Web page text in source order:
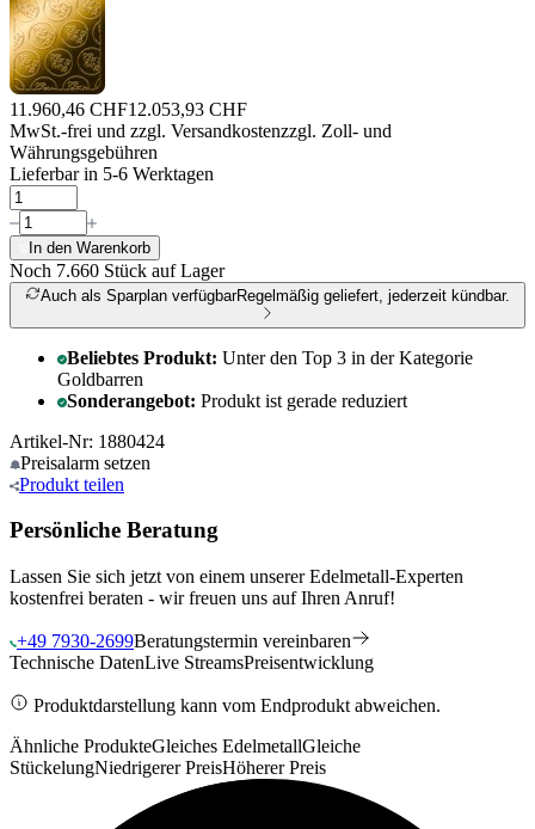
11.960,46 CHF12.053,93 CHF
MwSt.-frei und zzgl. Versandkostenzzgl. Zoll- und
Währungsgebühren
Lieferbar in 5-6 Werktagen
In den Warenkorb
Noch 7.660 Stück auf Lager
Auch als Sparplan verfügbarRegelmäßig geliefert, jederzeit kündbar.
Beliebtes Produkt: Unter den Top 3 in der Kategorie
Goldbarren
Sonderangebot: Produkt ist gerade reduziert
Artikel-Nr: 1880424
Preisalarm setzen
Produkt teilen
Persönliche Beratung
Lassen Sie sich jetzt von einem unserer Edelmetall-Experten
kostenfrei beraten - wir freuen uns auf Ihren Anruf!
+49 7930-2699Beratungstermin vereinbaren
Technische DatenLive StreamsPreisentwicklung
Produktdarstellung kann vom Endprodukt abweichen.
Ähnliche ProdukteGleiches EdelmetallGleiche
StückelungNiedrigerer PreisHöherer Preis